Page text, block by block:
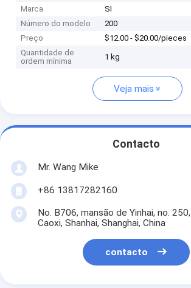
Marca
SI
Número do modelo
200
Preço
$12.00 - $20.00/pieces
Quantidade de
ordem mínima
1 kg
Veja mais
Contacto
Mr. Wang Mike
+86 13817282160
No. B706, mansão de Yinhai, no.
Caoxi, Shanhai, Shanghai, China
contacto